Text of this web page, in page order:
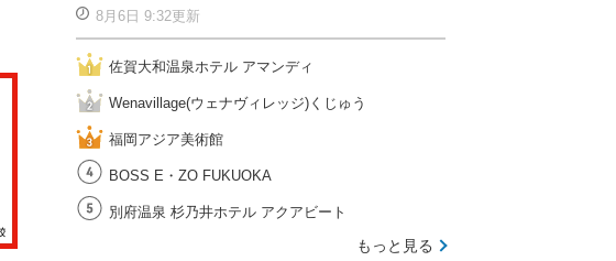
8月6日 9:32更新
佐賀大和温泉ホテル アマンディ
Wenavillage(ウェナヴィレッジ)くじゅう
福岡アジア美術館
BOSS E・ZO FUKUOKA
別府温泉 杉乃井ホテル アクアビート
もっと見る